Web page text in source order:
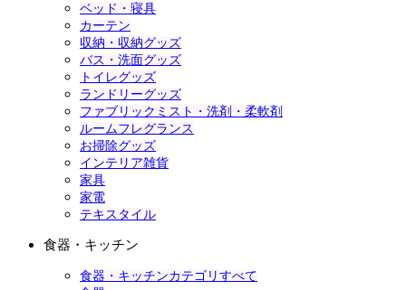
ベッド・寝具
カーテン
収納・収納グッズ
バス・洗面グッズ
トイレグッズ
ランドリーグッズ
ファブリックミスト・洗剤・柔軟剤
ルームフレグランス
お掃除グッズ
インテリア雑貨
家具
家電
テキスタイル
食器・キッチン
食器・キッチンカテゴリすべて